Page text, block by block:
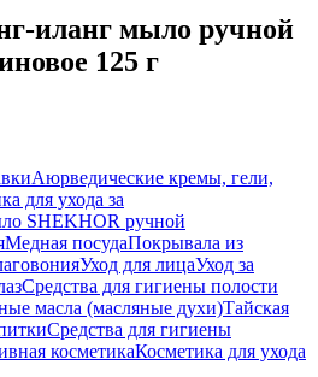
иланг мыло ручной
125 г
Аюрведические кремы, гели,
для ухода за
SHEKHOR ручной
Медная посудаПокрывала из
Уход для лицаУход за
Средства для гигиены полости
масла (масляные духи)Тайская
Средства для гигиены
косметикаКосметика для ухода